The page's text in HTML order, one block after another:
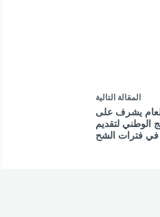
المقالة التالية
يشرف على
الوطني لتقديم
في فترات الشح